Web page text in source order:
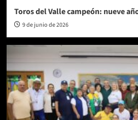
Toros del Valle campeón: nueve
9 de junio de 2026